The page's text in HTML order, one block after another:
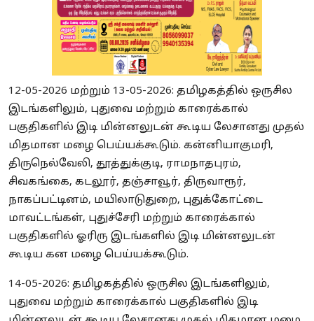
12-05-2026 மற்றும் 13-05-2026: தமிழகத்தில் ஒருசில
இடங்களிலும், புதுவை மற்றும் காரைக்கால்
பகுதிகளில் இடி மின்னலுடன் கூடிய லேசானது முதல்
மிதமான மழை பெய்யக்கூடும். கன்னியாகுமரி,
திருநெல்வேலி, தூத்துக்குடி, ராமநாதபுரம்,
சிவகங்கை, கடலூர், தஞ்சாவூர், திருவாரூர்,
நாகப்பட்டினம், மயிலாடுதுறை, புதுக்கோட்டை
மாவட்டங்கள், புதுச்சேரி மற்றும் காரைக்கால்
பகுதிகளில் ஓரிரு இடங்களில் இடி மின்னலுடன்
கூடிய கன மழை பெய்யக்கூடும்.
14-05-2026: தமிழகத்தில் ஒருசில இடங்களிலும்,
புதுவை மற்றும் காரைக்கால் பகுதிகளில் இடி